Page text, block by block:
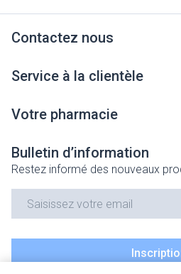
Contactez nous
Service à la clientèle
Votre pharmacie
Bulletin d’information
Restez informé des nouveaux